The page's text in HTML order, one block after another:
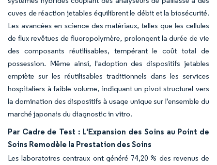
cuves de réaction jetables équilibrent le débit et la biosécurité.
Les avancées en science des matériaux, telles que les cellules
de flux revêtues de fluoropolymère, prolongent la durée de vie
des composants réutilisables, tempérant le coût total de
possession. Même ainsi, l'adoption des dispositifs jetables
empiète sur les réutilisables traditionnels dans les services
hospitaliers à faible volume, indiquant un pivot structurel vers
la domination des dispositifs à usage unique sur l'ensemble du
marché japonais du diagnostic in vitro.
Par Cadre de Test : L'Expansion des Soins au Point de
Soins Remodèle la Prestation des Soins
Les laboratoires centraux ont généré 74,20 % des revenus de